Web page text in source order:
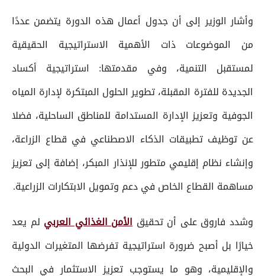
وأشار الوزير إلى أن جدول أعمال هذه الدورة يتضمن عددًا
من الموضوعات ذات الأهمية الاستراتيجية الحقيقية
لمستقبل التنمية، وفي مقدمتها: استراتيجية أكساد
الجديدة للفترة المقبلة، تطوير الحلول المبتكرة لإدارة المياه
الجوفية وتعزيز الإدارة المستدامة للمناطق الساحلية، فضلا
عن توظيف تطبيقات الذكاء الاصطناعي في قطاع الزراعة،
وإنشاء نظام إقليمي متطور للإنذار المبكر، إضافة إلى تعزيز
مساهمة القطاع الخاص في دعم وتمويل الابتكارات الزراعية.
وشدد فاروق على أن تحقيقالأمن الغذائي العربي لم يعد
خيارًا بل أصبح ضرورة استراتيجية تفرضها المتغيرات الدولية
والإقليمية، وهو ما يستوجب تعزيز الاستثمار في البحث